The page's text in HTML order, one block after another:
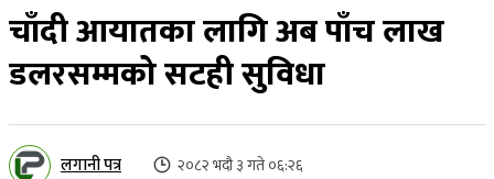
चाँदी आयातका लागि अब पाँच लाख
डलरसम्मको सटही सुविधा
लगानी पत्र २०८२ भदौ ३ गते ०६:२६